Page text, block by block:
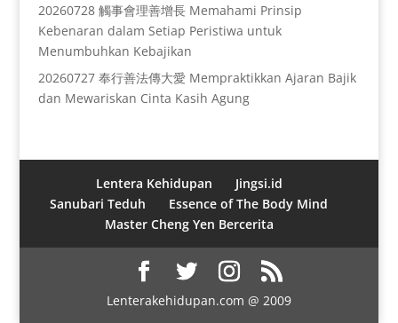
20260728 觸事會理善增長 Memahami Prinsip
Kebenaran dalam Setiap Peristiwa untuk
Menumbuhkan Kebajikan
20260727 奉行善法傳大愛 Mempraktikkan Ajaran Bajik
dan Mewariskan Cinta Kasih Agung
Lentera Kehidupan
Jingsi.id
Sanubari Teduh
Essence of The Body Mind
Master Cheng Yen Bercerita
Lenterakehidupan.com @ 2009